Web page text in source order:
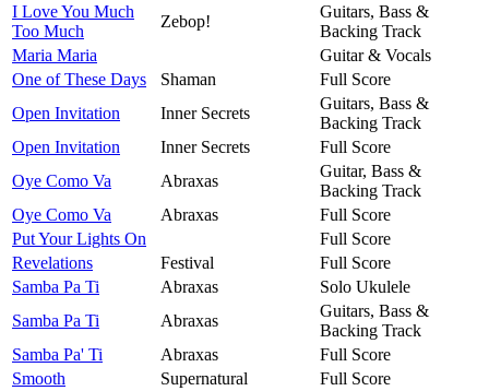
I Love You Much
Too Much
Zebop!
Guitars, Bass &
Backing Track
Maria Maria
Guitar & Vocals
One of These Days
Shaman
Full Score
Open Invitation
Inner Secrets
Guitars, Bass &
Backing Track
Open Invitation
Inner Secrets
Full Score
Oye Como Va
Abraxas
Guitar, Bass &
Backing Track
Oye Como Va
Abraxas
Full Score
Put Your Lights On
Full Score
Revelations
Festival
Full Score
Samba Pa Ti
Abraxas
Solo Ukulele
Samba Pa Ti
Abraxas
Guitars, Bass &
Backing Track
Samba Pa' Ti
Abraxas
Full Score
Smooth
Supernatural
Full Score